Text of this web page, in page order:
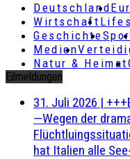
Deutschland
Wirtschaft
Geschichte
Medien
Natur & Heimat
Eilmeldungen
31. Juli 2026 |
—Wegen der
hat Italien alle